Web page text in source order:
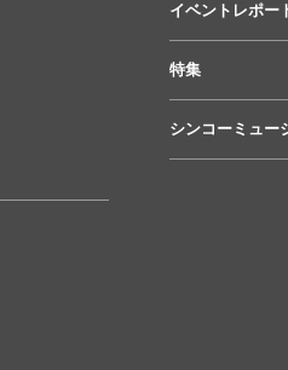
イベントレポー
特集
シンコーミュー